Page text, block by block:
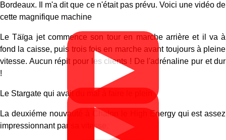
Bordeaux. Il m'a dit que ce n'était pas prévu. Voici une vidéo de
cette magnifique machine
▶
Le Täïga jet commence son tour en marche arrière et il va à
fond la caisse, puis trois fois en marche avant toujours à pleine
vitesse. Aucun répit pour les clients ! De l'adrénaline pur et dur
!
▶
Le Stargate qui avait du mal à faire le plein
La deuxiéme nouvauté à Chalon le High Energy qui est assez
impressionnant par sa vitesse.